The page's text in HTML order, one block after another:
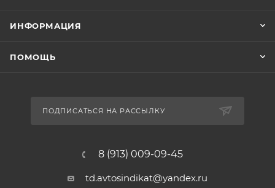
ИНФОРМАЦИЯ
ПОМОЩЬ
ПОДПИСАТЬСЯ НА РАССЫЛКУ
8 (913) 009-09-45
td.avtosindikat@yandex.ru